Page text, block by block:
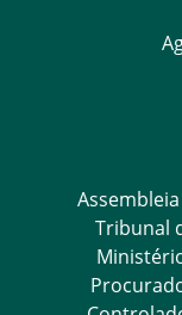
Tribunal